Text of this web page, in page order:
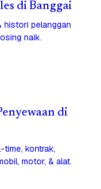
di Banggai
histori pelanggan
naik.
di
time, kontrak,
motor, & alat.